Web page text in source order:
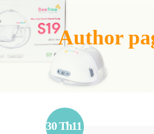
Author
ĐẠI LÝ
LIÊN HỆ
VIDEO
30 Th11